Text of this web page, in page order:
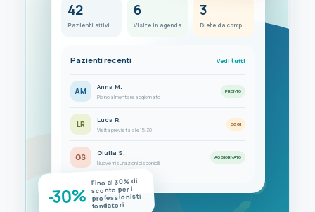
42
Pazienti attivi
6
Visite in agenda
3
Diete da completare
Pazienti recenti Vedi tutti
AM Anna M.
Piano alimentare aggiornato
PRONTO
LR Luca R.
Visita prevista alle 15:30
OGGI
GS Giulia S.
Nuove misurazioni disponibili
AGGIORNATO
-30%
Fino al 30% di
sconto per i
professionisti
fondatori